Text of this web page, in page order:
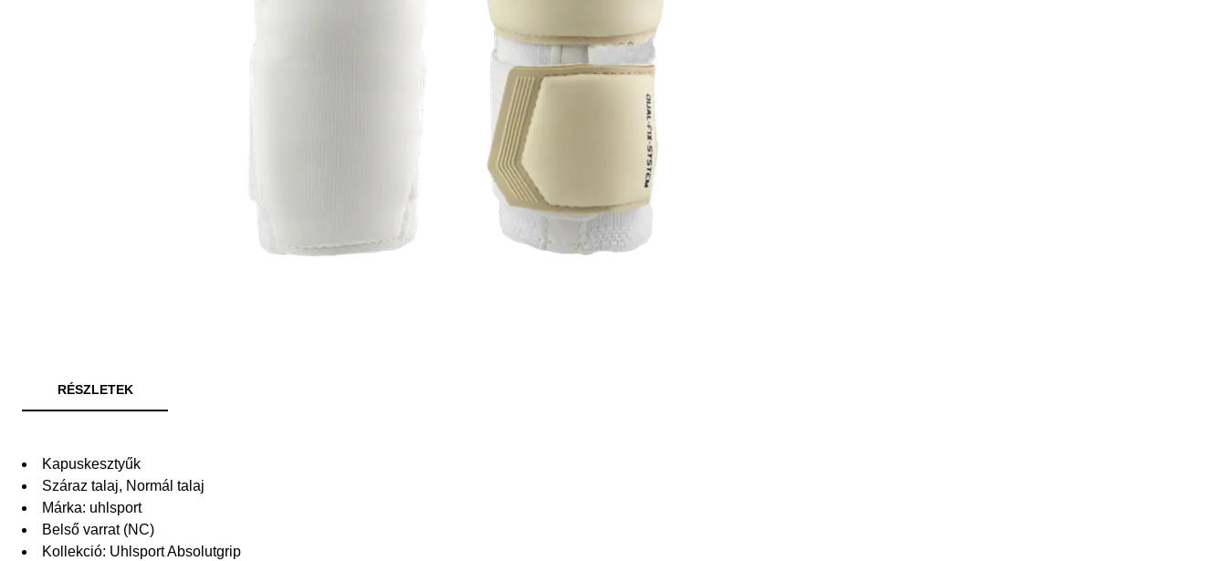
RÉSZLETEK
Kapuskesztyűk
Száraz talaj, Normál talaj
Márka: uhlsport
Belső varrat (NC)
Kollekció: Uhlsport Absolutgrip